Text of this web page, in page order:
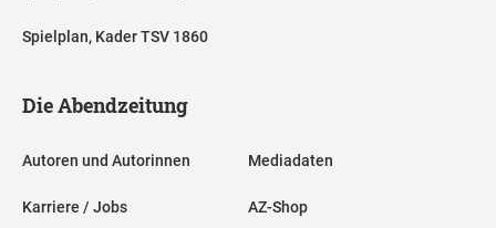
Spielplan, Kader TSV 1860
Die Abendzeitung
Autoren und Autorinnen
Karriere / Jobs
Mediadaten
AZ-Shop